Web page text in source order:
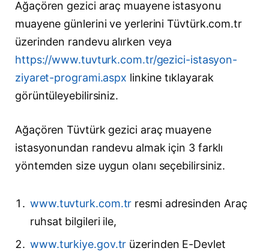
Ağaçören gezici araç muayene istasyonu
muayene günlerini ve yerlerini Tüvtürk.com.tr
üzerinden randevu alırken veya
https://www.tuvturk.com.tr/gezici-istasyon-
ziyaret-programi.aspx linkine tıklayarak
görüntüleyebilirsiniz.
Ağaçören Tüvtürk gezici araç muayene
istasyonundan randevu almak için 3 farklı
yöntemden size uygun olanı seçebilirsiniz.
www.tuvturk.com.tr resmi adresinden Araç
ruhsat bilgileri ile,
www.turkiye.gov.tr üzerinden E-Devlet